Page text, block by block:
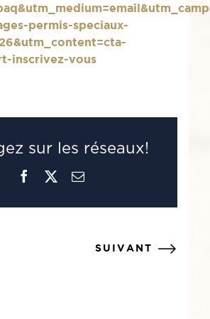
permis-speciaux-
inscrivez-vous
sur les réseaux!
Facebook Courriel
SUIVANT